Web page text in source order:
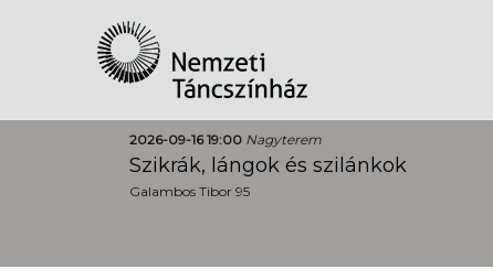
2026-09-16 19:00 Nagyterem
Szikrák, lángok és szilánkok
Galambos Tibor 95